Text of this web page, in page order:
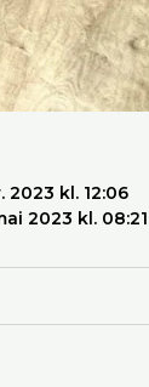
2023 kl. 12:06
2023 kl. 08:21